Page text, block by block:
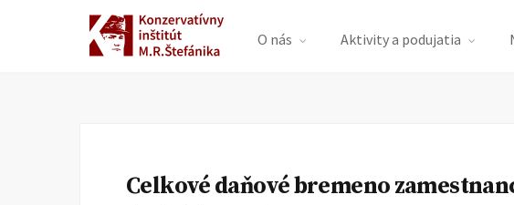
O nás Aktivity a podujatia
Celkové daňové bremeno